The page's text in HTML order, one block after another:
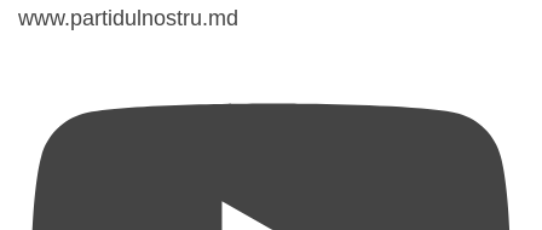
www.partidulnostru.md